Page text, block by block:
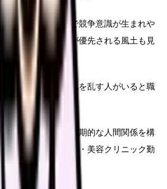
め、スタッフ間で競争意識が生まれや
りも個人の成果が優先される風土も見
で、一人でも雰囲気を乱す人がいると職
わりが激しく、長期的な人間関係を構
ます」（30代後半・美容クリニック勤